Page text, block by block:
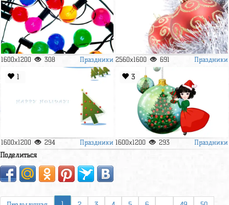
1600x1200 308 Праздники 2560x1600 691 Праздники
1
1600x1200 294 Праздники
3
1600x1200 293 Праздники
Поделиться